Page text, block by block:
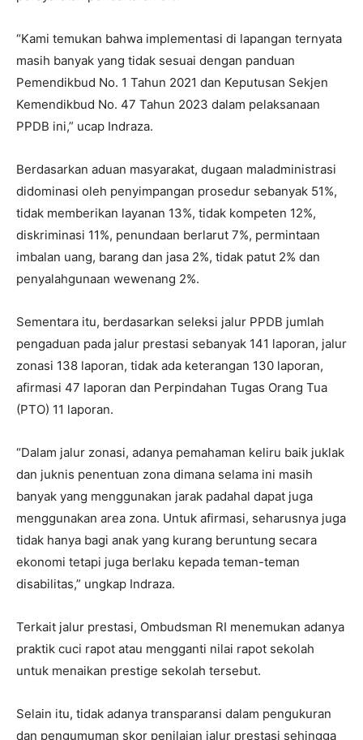
“Kami temukan bahwa implementasi di lapangan ternyata
masih banyak yang tidak sesuai dengan panduan
Pemendikbud No. 1 Tahun 2021 dan Keputusan Sekjen
Kemendikbud No. 47 Tahun 2023 dalam pelaksanaan
PPDB ini,” ucap Indraza.
Berdasarkan aduan masyarakat, dugaan maladministrasi
didominasi oleh penyimpangan prosedur sebanyak 51%,
tidak memberikan layanan 13%, tidak kompeten 12%,
diskriminasi 11%, penundaan berlarut 7%, permintaan
imbalan uang, barang dan jasa 2%, tidak patut 2% dan
penyalahgunaan wewenang 2%.
Sementara itu, berdasarkan seleksi jalur PPDB jumlah
pengaduan pada jalur prestasi sebanyak 141 laporan, jalur
zonasi 138 laporan, tidak ada keterangan 130 laporan,
afirmasi 47 laporan dan Perpindahan Tugas Orang Tua
(PTO) 11 laporan.
“Dalam jalur zonasi, adanya pemahaman keliru baik juklak
dan juknis penentuan zona dimana selama ini masih
banyak yang menggunakan jarak padahal dapat juga
menggunakan area zona. Untuk afirmasi, seharusnya juga
tidak hanya bagi anak yang kurang beruntung secara
ekonomi tetapi juga berlaku kepada teman-teman
disabilitas,” ungkap Indraza.
Terkait jalur prestasi, Ombudsman RI menemukan adanya
praktik cuci rapot atau mengganti nilai rapot sekolah
untuk menaikan prestige sekolah tersebut.
Selain itu, tidak adanya transparansi dalam pengukuran
dan pengumuman skor penilaian jalur prestasi sehingga